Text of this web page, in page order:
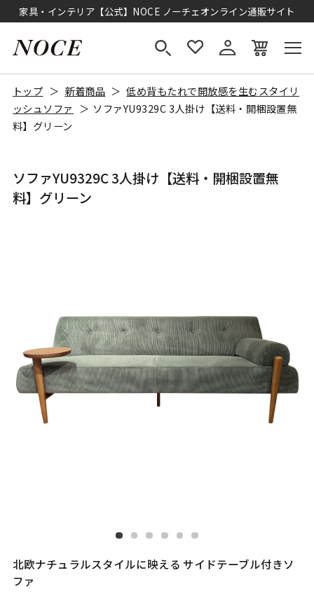
家具・インテリア【公式】NOCE ノーチェオンライン通販サイト
トップ 新着商品
低め背もたれで開放感を生むスタイリ
ッシュソファ
ソファYU9329C 3人掛け【送料・開梱設置無
料】グリーン
ソファYU9329C 3人掛け【送料・開梱設置無
料】グリーン
北欧ナチュラルスタイルに映える サイドテーブル付きソ
ファ